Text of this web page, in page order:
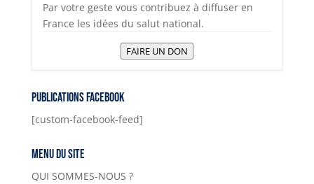
Par votre geste vous contribuez à diffuser en
France les idées du salut national.
FAIRE UN DON
Publications Facebook
[custom-facebook-feed]
Menu du site
QUI SOMMES-NOUS ?